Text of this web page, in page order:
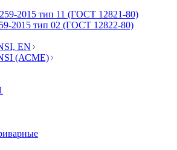
2015 тип 11 (ГОСТ 12821-80)
2015 тип 02 (ГОСТ 12822-80)
EN
(АСМЕ)